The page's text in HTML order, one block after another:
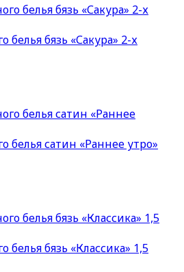
белья бязь «Сакура» 2-х
белья сатин «Раннее утро»
белья бязь «Классика» 1,5